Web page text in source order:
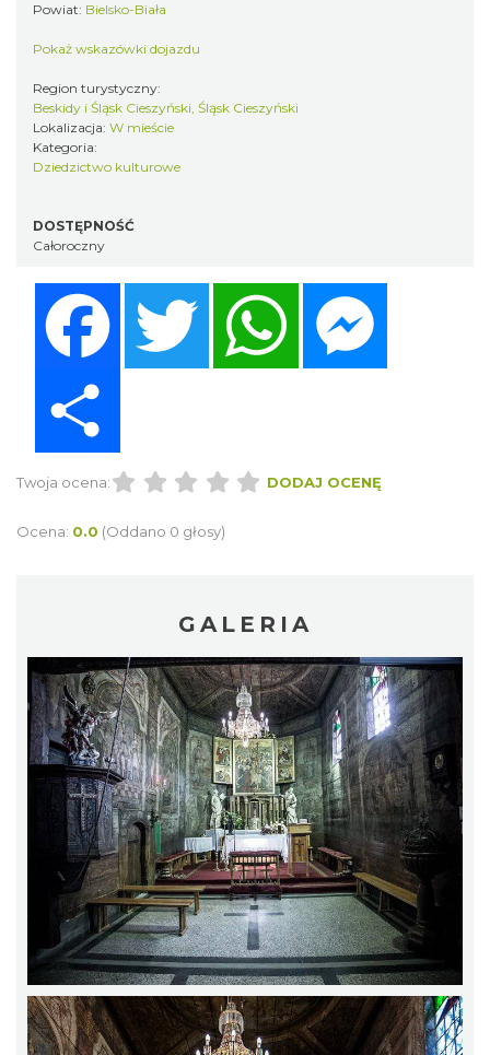
Powiat: Bielsko-Biała
Pokaż wskazówki dojazdu
Region turystyczny:
Beskidy i Śląsk Cieszyński, Śląsk Cieszyński
Lokalizacja: W mieście
Kategoria:
Dziedzictwo kulturowe
DOSTĘPNOŚĆ
Całoroczny
Twitter WhatsApp
Twoja ocena: DODAJ OCENĘ
Ocena: 0.0 (Oddano 0 głosy)
GALERIA